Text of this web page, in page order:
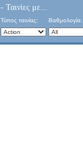
- Ταινίες με...
Τύπος ταινίας: Βαθμολογία: